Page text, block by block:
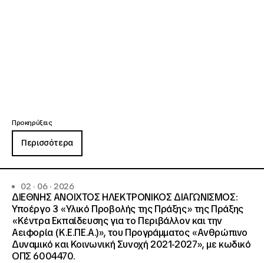
Προκηρύξεις
Περισσότερα
02 · 06 · 2026
ΔΙΕΘΝΗΣ ΑΝΟΙΧΤΟΣ ΗΛΕΚΤΡΟΝΙΚΟΣ ΔΙΑΓΩΝΙΣΜΟΣ:
Υποέργο 3 «Υλικό Προβολής της Πράξης» της Πράξης
«Κέντρα Εκπαίδευσης για το Περιβάλλον και την
Αειφορία (Κ.Ε.ΠΕ.Α.)», του Προγράμματος «Ανθρώπινο
Δυναμικό και Κοινωνική Συνοχή 2021-2027», με κωδικό
ΟΠΣ 6004470.